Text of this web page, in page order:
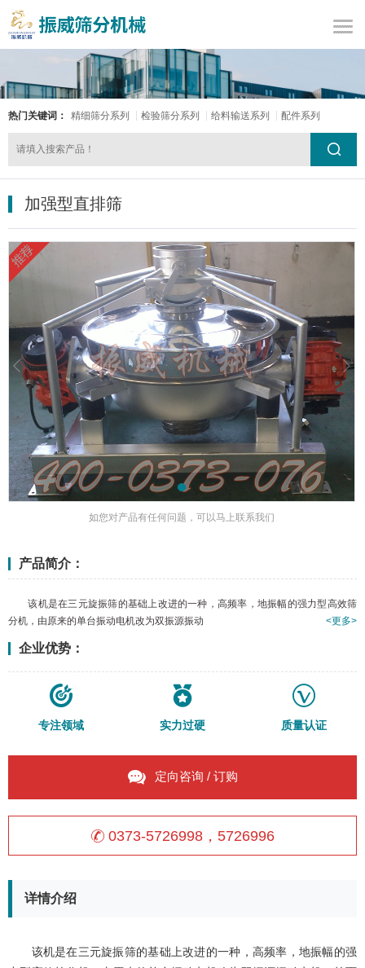
热门关键词： 精细筛分系列 检验筛分系列 给料输送系列 配件系列
加强型直排筛
如您对产品有任何问题，可以马上联系我们
产品简介：
该机是在三元旋振筛的基础上改进的一种，高频率，地振幅的强力型高效筛
分机，由原来的单台振动电机改为双振源振动
<更多>
企业优势：
专注领域 实力过硬 质量认证
定向咨询 / 订购
0373-5726998，5726996
详情介绍
该机是在三元旋振筛的基础上改进的一种，高频率，地振幅的强